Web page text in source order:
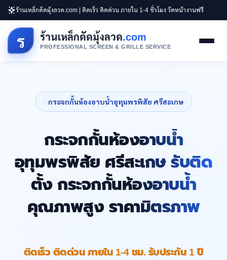
ร้านเหล็กดัดมุ้งลวด.com | ติดเร็ว ติดด่วน ภายใน 1-4 ชั่วโมง วัดหน้างานฟรี
ร ร้านเหล็กดัดมุ้งลวด.com
PROFESSIONAL SCREEN & GRILLE SERVICE
กระจกกั้นห้องอาบน้ำอุทุมพรพิสัย ศรีสะเกษ
กระจกกั้นห้องอาบน้ำ
อุทุมพรพิสัย ศรีสะเกษ รับติด
ตั้ง กระจกกั้นห้องอาบน้ำ
คุณภาพสูง ราคามิตรภาพ
ติดเร็ว ติดด่วน ภายใน 1-4 ชม. รับประกัน 1 ปี